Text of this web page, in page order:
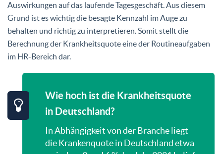
Auswirkungen auf das laufende Tagesgeschäft. Aus diesem
Grund ist es wichtig die besagte Kennzahl im Auge zu
behalten und richtig zu interpretieren. Somit stellt die
Berechnung der Krankheitsquote eine der Routineaufgaben
im HR-Bereich dar.
Wie hoch ist die Krankheitsquote
in Deutschland?
In Abhängigkeit von der Branche liegt
die Krankenquote in Deutschland etwa